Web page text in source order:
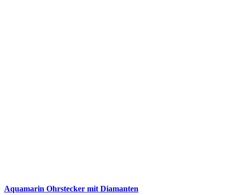
Aquamarin Ohrstecker mit Diamanten